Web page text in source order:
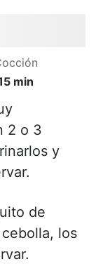
min
2 o 3
y
de
los